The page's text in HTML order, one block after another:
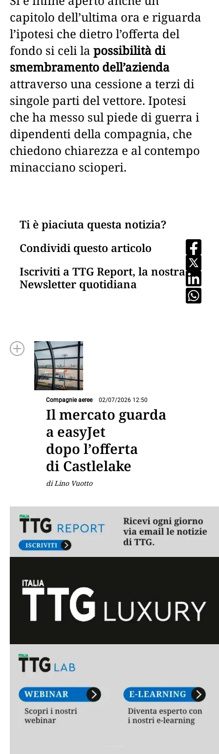
capitolo dell’ultima ora e riguarda
l’ipotesi che dietro l’offerta del
fondo si celi la possibilità di
smembramento dell’azienda
attraverso una cessione a terzi di
singole parti del vettore. Ipotesi
che ha messo sul piede di guerra i
dipendenti della compagnia, che
chiedono chiarezza e al contempo
minacciano scioperi.
Ti è piaciuta questa notizia?
Condividi questo articolo
Iscriviti a TTG Report, la nostra
Newsletter quotidiana
Compagnie aeree 02/07/2026 12:50
Il mercato guarda
a easyJet
dopo l’offerta
di Castlelake
di Lino Vuotto